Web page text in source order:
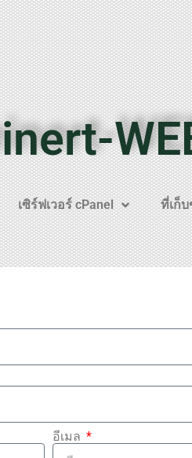
เซิร์ฟเวอร์ cPanel ที่เก็
อีเมล